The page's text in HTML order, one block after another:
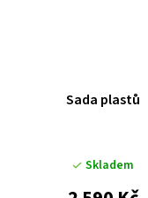
Sada plastů
Skladem